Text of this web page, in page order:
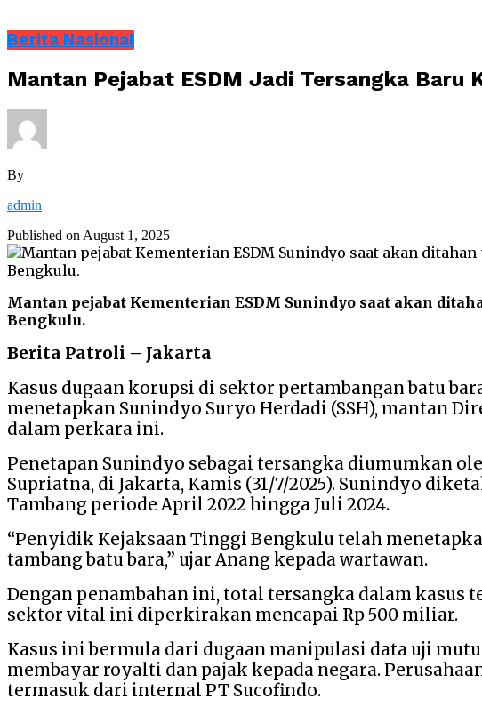
Berita Nasional
Mantan Pejabat ESDM Jadi Tersangka Baru
By
admin
Published on August 1, 2025
Mantan pejabat Kementerian ESDM Sunindyo saat akan
Bengkulu.
Berita Patroli – Jakarta
Kasus dugaan korupsi di sektor pertambangan batu
menetapkan Sunindyo Suryo Herdadi (SSH), mantan
dalam perkara ini.
Penetapan Sunindyo sebagai tersangka diumumkan
Supriatna, di Jakarta, Kamis (31/7/2025). Sunindyo
Tambang periode April 2022 hingga Juli 2024.
“Penyidik Kejaksaan Tinggi Bengkulu telah
tambang batu bara,” ujar Anang kepada wartawan.
Dengan penambahan ini, total tersangka dalam
sektor vital ini diperkirakan mencapai Rp 500 miliar.
Kasus ini bermula dari dugaan manipulasi data uji
membayar royalti dan pajak kepada negara.
termasuk dari internal PT Sucofindo.